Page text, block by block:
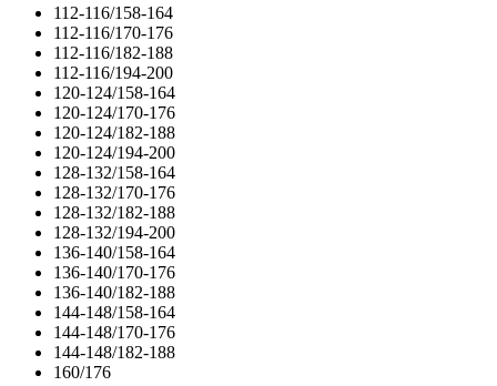
112-116/158-164
112-116/170-176
112-116/182-188
112-116/194-200
120-124/158-164
120-124/170-176
120-124/182-188
120-124/194-200
128-132/158-164
128-132/170-176
128-132/182-188
128-132/194-200
136-140/158-164
136-140/170-176
136-140/182-188
144-148/158-164
144-148/170-176
144-148/182-188
160/176